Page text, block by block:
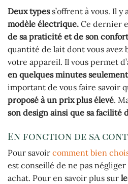
Deux typess’offrent à vous. Il y
modèle électrique. Ce dernier
de sa praticité et de son confort
quantité de lait dont vous avez
votre appareil. Il vous permet
en quelques minutes seulement
important de vous faire savoir
proposé à un prix plus élevé.
son design ainsi que sa facilité
En fonction de sa
Pour savoir comment bien
est conseillé de ne pas
achat. Pour en savoir plus sur